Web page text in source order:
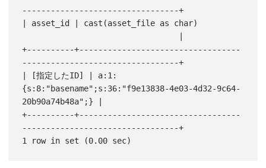
---------------------------------+
| asset_id | cast(asset_file as char)
+----------+----------------------------------
---------------------------------+
| [指定したID] | a:1:
{s:8:"basename";s:36:"f9e13838-4e03-4d32-9c64-
20b90a74b48a";} |
+----------+----------------------------------
---------------------------------+